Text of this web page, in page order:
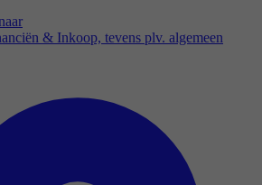
& Inkoop, tevens plv. algemeen